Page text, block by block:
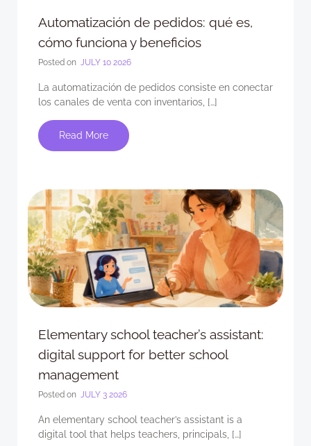
Automatización de pedidos: qué es,
cómo funciona y beneficios
Posted on JULY 10 2026
La automatización de pedidos consiste en conectar
los canales de venta con inventarios, […]
Read More
Elementary school teacher’s assistant:
digital support for better school
management
Posted on JULY 3 2026
An elementary school teacher’s assistant is a
digital tool that helps teachers, principals, […]